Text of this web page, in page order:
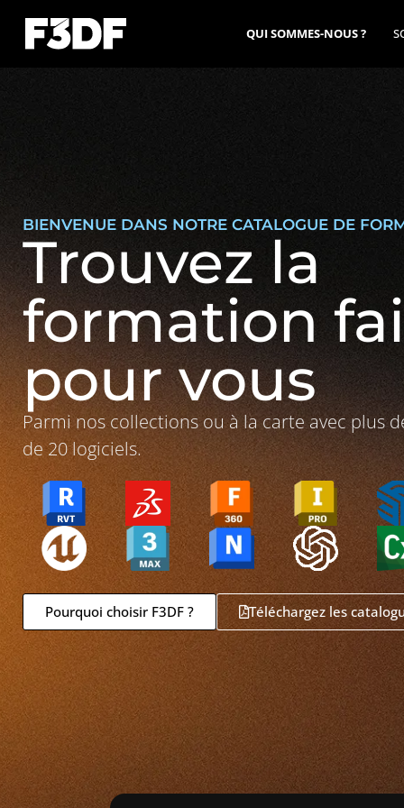
QUI SOMMES-NOUS ?
BIENVENUE DANS NOTRE CATALOGUE DE
Trouvez la
formation
pour vous
Parmi nos collections ou à la carte avec plus
de 20 logiciels.
Pourquoi choisir F3DF ? Téléchargez les